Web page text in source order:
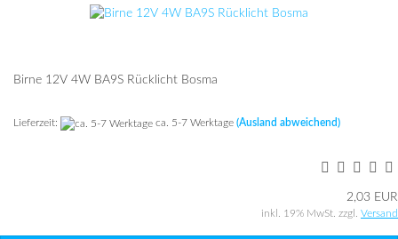
Birne 12V 4W BA9S Rück­licht Bosma
Lieferzeit: ca. 5-7 Werktage (Ausland abweichend)
2,03 EUR
inkl. 19% MwSt. zzgl. Versand